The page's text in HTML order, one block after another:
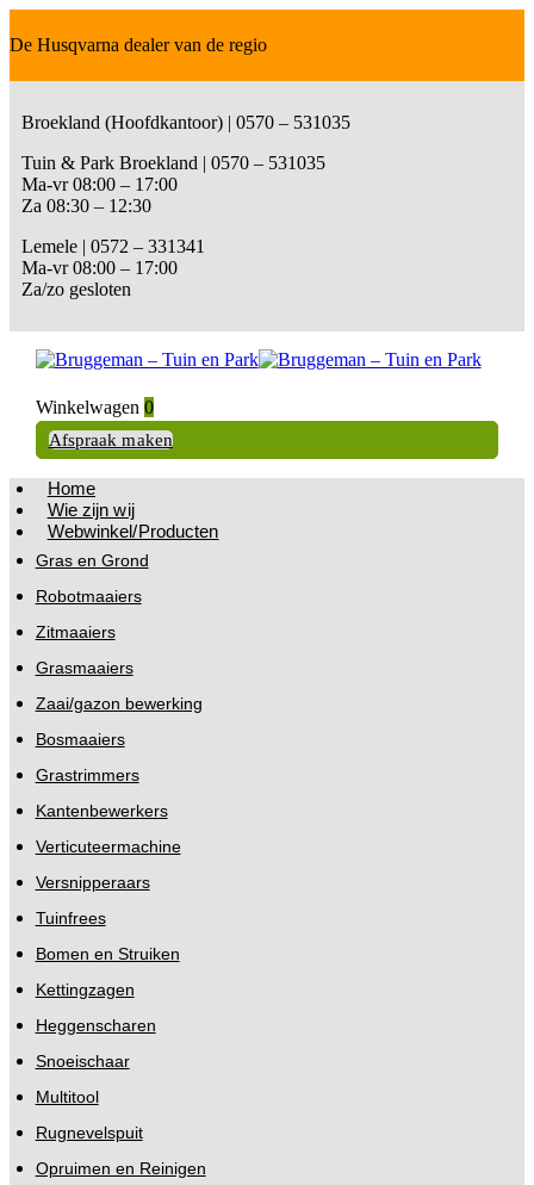
De Husqvarna dealer van de regio
Broekland (Hoofdkantoor) | 0570 – 531035
Tuin & Park Broekland | 0570 – 531035
Ma-vr 08:00 – 17:00
Za 08:30 – 12:30
Lemele | 0572 – 331341
Ma-vr 08:00 – 17:00
Za/zo gesloten
Winkelwagen 0
Afspraak maken
Home
Wie zijn wij
Webwinkel/Producten
Gras en Grond
Robotmaaiers
Zitmaaiers
Grasmaaiers
Zaai/gazon bewerking
Bosmaaiers
Grastrimmers
Kantenbewerkers
Verticuteermachine
Versnipperaars
Tuinfrees
Bomen en Struiken
Kettingzagen
Heggenscharen
Snoeischaar
Multitool
Rugnevelspuit
Opruimen en Reinigen